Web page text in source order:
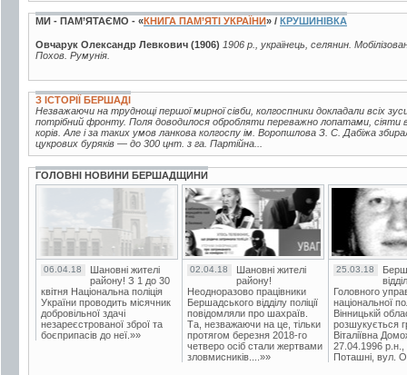
МИ - ПАМ’ЯТАЄМО - «КНИГА ПАМ’ЯТІ УКРАЇНИ» / КРУШИНІВКА
Овчарук Олександр Левкович (1906) 1906 р., українець, селянин.
Похов. Румунія.
З ІСТОРІЇ БЕРШАДІ
Незважаючи на труднощі першої мирної сівби, колгоспники докладали всіх
потрібний фронту. Поля доводилося обробляти переважно лопатами, сіяти
корів. Але і за таких умов ланкова колгоспу ім. Воропшлова З. С. Дабіжа
цукрових буряків — до 300 цнт. з га. Партійна...
ГОЛОВНІ НОВИНИ БЕРШАДЩИНИ
06.04.18
Шановні жителі
району! З 1 до 30
квітня Національна поліція
України проводить місячник
добровільної здачі
незареєстрованої зброї та
боєприпасів до неї.»»
02.04.18
Шановні жителі
району!
Неодноразово працівники
Бершадського відділу поліції
повідомляли про шахраїв.
Та, незважаючи на це, тільки
протягом березня 2018-го
четверо осіб стали жертвами
зловмисників....»»
25.03.18
Головного
національної
Вінницькій
розшукується
Віталіївна
27.04.1996 р.н.,
Поташні, вул.